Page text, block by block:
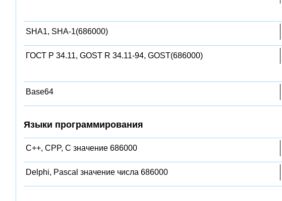
SHA1, SHA-1(686000)
ГОСТ Р 34.11, GOST R 34.11-94, GOST(686000)
Base64
Языки программирования
C++, CPP, C значение 686000
Delphi, Pascal значение числа 686000